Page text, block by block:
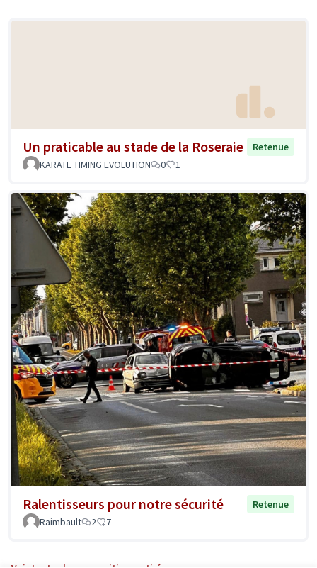
Un praticable au stade de la Roseraie
Retenue
KARATE TIMING EVOLUTION
0 1
Ralentisseurs pour notre sécurité
Retenue
Raimbault
2 7